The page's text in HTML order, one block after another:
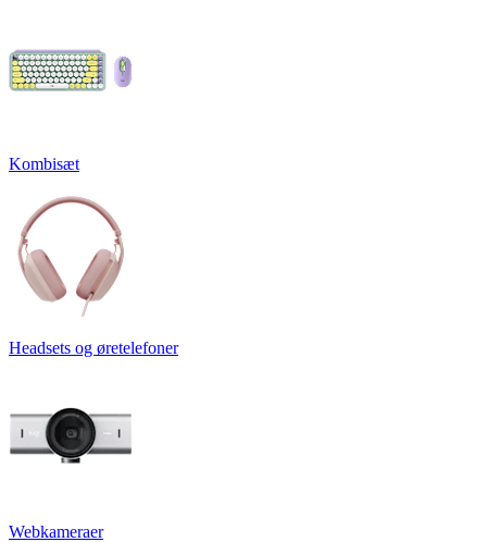
Kombisæt
Headsets og øretelefoner
Webkameraer